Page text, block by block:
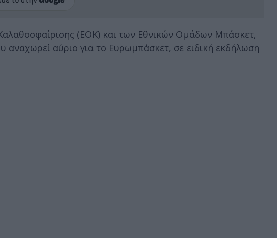
(ΕΟΚ) και των Εθνικών Ομάδων Μπάσκετ,
αναχωρεί αύριο για το Eυρωμπάσκετ, σε ειδική εκδήλωση